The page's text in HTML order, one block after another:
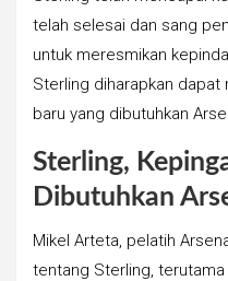
telah selesai dan sang
untuk meresmikan
Sterling diharapkan dapat
baru yang dibutuhkan
Sterling,
Dibutuhkan
Mikel Arteta, pelatih
tentang Sterling,